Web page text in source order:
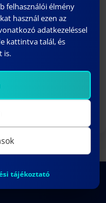
06
egyetemi
felhasználói élmény
használ ezen az
adatkezeléssel
kattintva talál, és
is.
tájékoztató